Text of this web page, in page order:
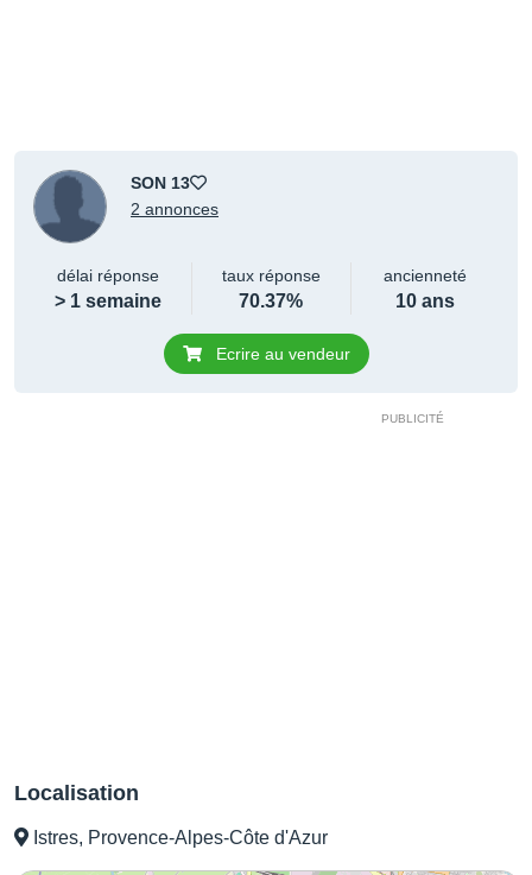
Localisation
Istres, Provence-Alpes-Côte d'Azur
SON 13
2 annonces
délai réponse
> 1 semaine
taux réponse
70.37%
ancienneté
10 ans
Ecrire au vendeur